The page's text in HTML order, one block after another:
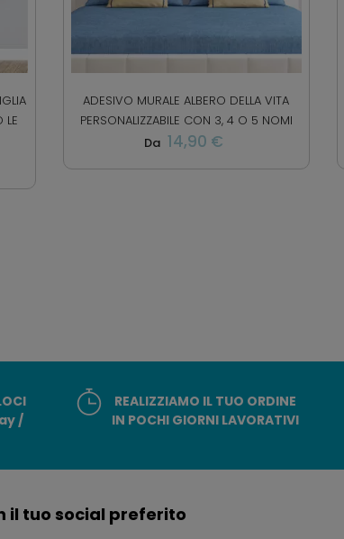
LE
ADESIVO MURALE ALBERO DELLA VITA
PERSONALIZZABILE CON 3, 4 O 5 NOMI
Da 14,90 €
/
REALIZZIAMO IL TUO ORDINE
IN POCHI GIORNI LAVORATIVI
il tuo social preferito